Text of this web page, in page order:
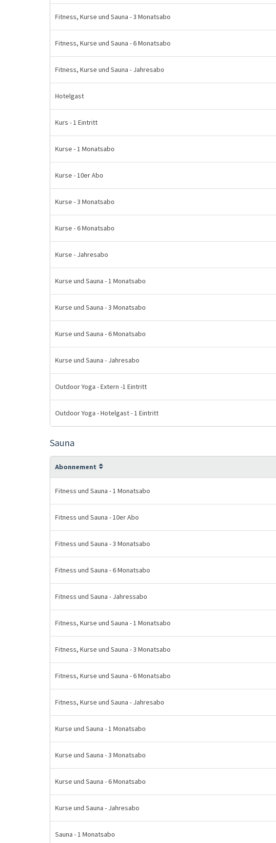
Fitness, Kurse und Sauna - 3 Monatsabo
Fitness, Kurse und Sauna - 6 Monatsabo
Fitness, Kurse und Sauna - Jahresabo
Hotelgast
Kurs - 1 Eintritt
Kurse - 1 Monatsabo
Kurse - 10er Abo
Kurse - 3 Monatsabo
Kurse - 6 Monatsabo
Kurse - Jahresabo
Kurse und Sauna - 1 Monatsabo
Kurse und Sauna - 3 Monatsabo
Kurse und Sauna - 6 Monatsabo
Kurse und Sauna - Jahresabo
Outdoor Yoga - Extern -1 Eintritt
Outdoor Yoga - Hotelgast - 1 Eintritt
Sauna
Abonnement
Fitness und Sauna - 1 Monatsabo
Fitness und Sauna - 10er Abo
Fitness und Sauna - 3 Monatsabo
Fitness und Sauna - 6 Monatsabo
Fitness und Sauna - Jahressabo
Fitness, Kurse und Sauna - 1 Monatsabo
Fitness, Kurse und Sauna - 3 Monatsabo
Fitness, Kurse und Sauna - 6 Monatsabo
Fitness, Kurse und Sauna - Jahresabo
Kurse und Sauna - 1 Monatsabo
Kurse und Sauna - 3 Monatsabo
Kurse und Sauna - 6 Monatsabo
Kurse und Sauna - Jahresabo
Sauna - 1 Monatsabo